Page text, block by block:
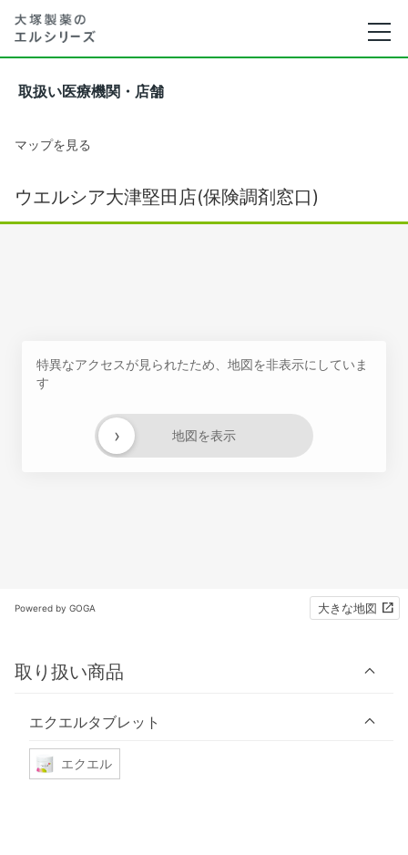
取扱い医療機関・店舗
マップを見る
ウエルシア大津堅田店(保険調剤窓口)
特異なアクセスが見られたため、地図を非表示にしていま
す
地図を表示
›
Powered by GOGA 大きな地図
取り扱い商品
エクエルタブレット
エクエル